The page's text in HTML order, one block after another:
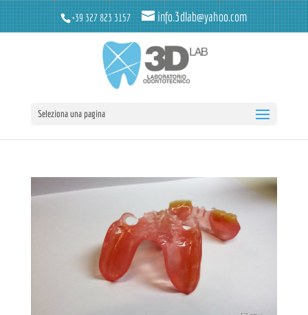
+39 327 823 3157 info.3dlab@yahoo.com
Seleziona una pagina